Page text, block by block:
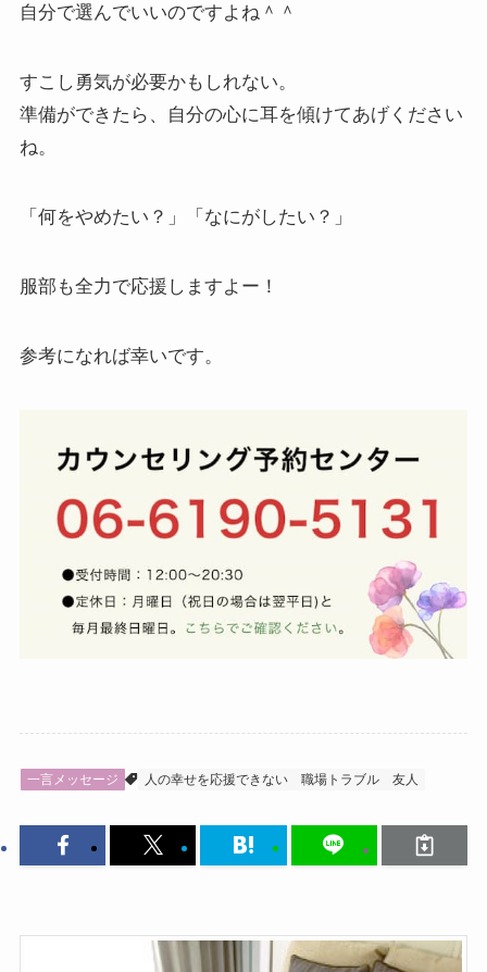
自分で選んでいいのですよね＾＾
すこし勇気が必要かもしれない。
準備ができたら、自分の心に耳を傾けてあげください
ね。
「何をやめたい？」「なにがしたい？」
服部も全力で応援しますよー！
参考になれば幸いです。
一言メッセージ 人の幸せを応援できない 職場トラブル 友人